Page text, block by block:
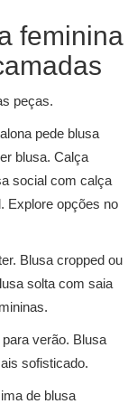
feminina
peças.
pede blusa
blusa. Calça
social com calça
Explore opções no
Blusa cropped ou
solta com saia
.
verão. Blusa
sofisticado.
de blusa